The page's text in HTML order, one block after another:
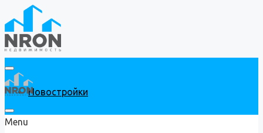
Новостройки
Menu